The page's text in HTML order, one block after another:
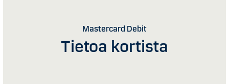
Mastercard Debit
Tietoa kortista